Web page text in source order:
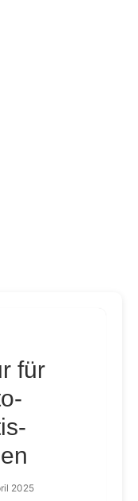
für
2025